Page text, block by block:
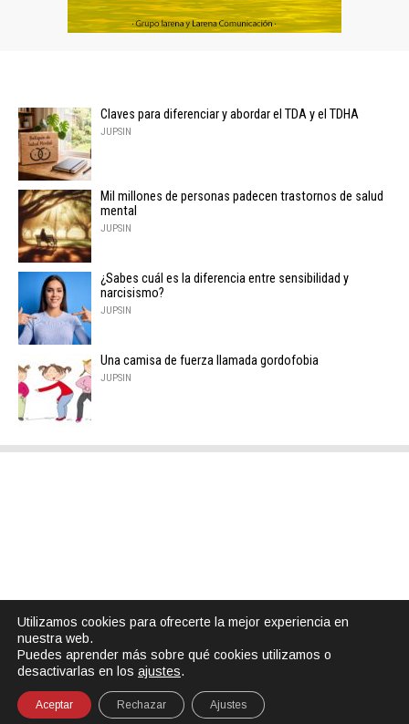
SHARE
Claves para diferenciar y abordar el TDA y el TDHA
JUPSIN
Mil millones de personas padecen trastornos de salud
mental
JUPSIN
¿Sabes cuál es la diferencia entre sensibilidad y
narcisismo?
JUPSIN
Una camisa de fuerza llamada gordofobia
JUPSIN
Utilizamos cookies para ofrecerte la mejor experiencia en
nuestra web.
Puedes aprender más sobre qué cookies utilizamos o
desactivarlas en los ajustes.
Aceptar Rechazar Ajustes